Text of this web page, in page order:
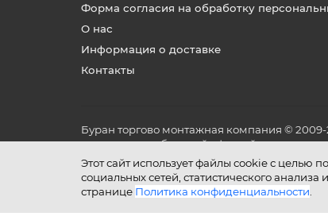
Этот сайт использует файлы cookie с
социальных сетей, статистического
странице Политика конфиденциальности
Форма согласия на обработку
О нас
Информация о доставке
Контакты
Буран торгово монтажная компания ©
не является публичной офертой,
и условиях его эксплуатации.